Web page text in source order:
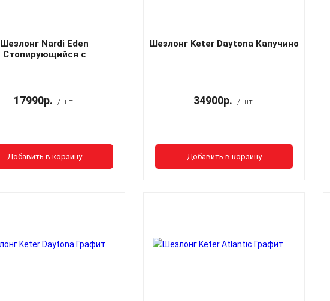
Шезлонг Nardi Eden
Стопирующийся c
17990р. / шт.
Добавить в корзину
Шезлонг Keter Daytona Капучино
34900р. / шт.
Добавить в корзину